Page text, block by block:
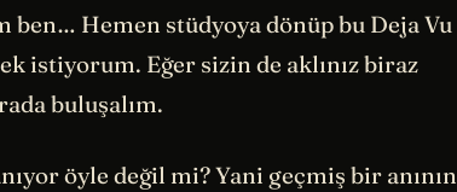
Hemen stüdyoya dönüp bu Deja Vu
istiyorum. Eğer sizin de aklınız biraz
buluşalım.
öyle değil mi? Yani geçmiş bir anının